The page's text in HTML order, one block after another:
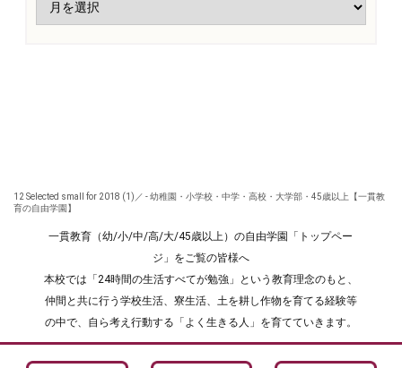
12 Selected small for 2018 (1)／ - 幼稚園・小学校・中学・高校・大学部・45歳以上【一貫教
育の自由学園】
一貫教育（幼/小/中/高/大/45歳以上）の自由学園「トップペー
ジ」をご覧の皆様へ
本校では「24時間の生活すべてが勉強」という教育理念のもと、
仲間と共に行う学校生活、寮生活、土を耕し作物を育てる経験等
の中で、自ら考え行動する「よく生きる人」を育てていきます。